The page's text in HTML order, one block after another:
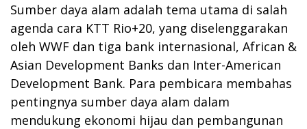
Sumber daya alam adalah tema utama di salah
agenda cara KTT Rio+20, yang diselenggarakan
oleh WWF dan tiga bank internasional, African &
Asian Development Banks dan Inter-American
Development Bank. Para pembicara membahas
pentingnya sumber daya alam dalam
mendukung ekonomi hijau dan pembangunan